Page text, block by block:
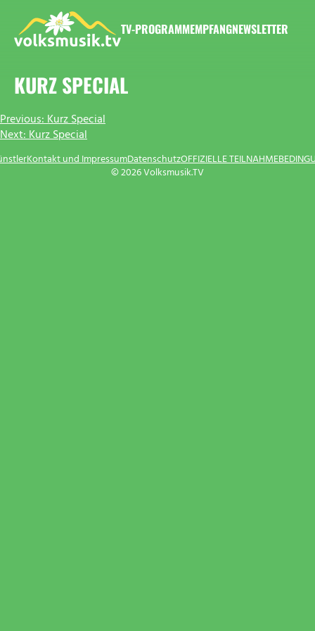
Inhalt
springen
TV-PROGRAMMEMPFANGNEWSLETTER
KURZ SPECIAL
BEITRAGSNAVIGATION
Previous:Kurz Special
Next:Kurz Special
© 2026 Volksmusik.TV
Kontakt und ImpressumDatenschutzOFFIZIELLE